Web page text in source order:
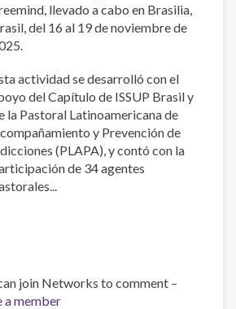
llevado a cabo en Brasilia,
del 16 al 19 de noviembre de
actividad se desarrolló con el
del Capítulo de ISSUP Brasil y
la Pastoral Latinoamericana de
y Prevención de
(PLAPA), y contó con la
de 34 agentes
join Networks to comment –
a member